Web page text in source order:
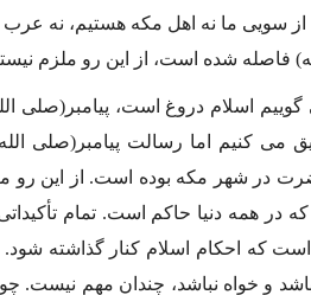
از سویى ما نه اهل مكه هستیم، نه عرب
اسلام دروغ است، پیامبر(صلى
در شهر مكه بوده است. از این رو
در همه دنیا حاكم است. تمام
كه احكام اسلام كنار گذاشته شود.
و خواه نباشد، چندان مهم نیست.